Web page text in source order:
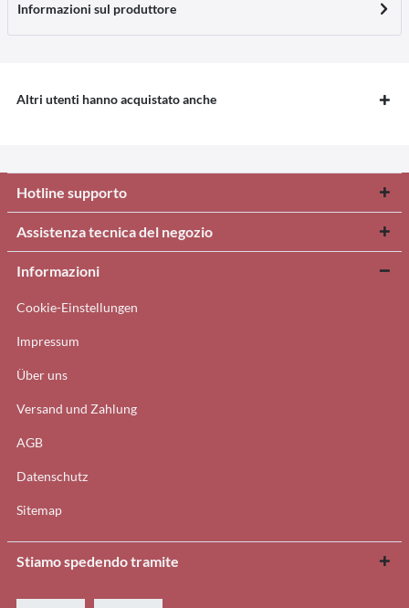
Informazioni sul produttore
Altri utenti hanno acquistato anche
Hotline supporto
Assistenza tecnica del negozio
Informazioni
Cookie-Einstellungen
Impressum
Über uns
Versand und Zahlung
AGB
Datenschutz
Sitemap
Stiamo spedendo tramite